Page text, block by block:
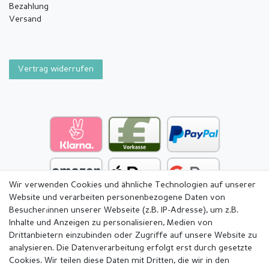
Bezahlung
Versand
Vertrag widerrufen
Wir verwenden Cookies und ähnliche Technologien auf unserer
Website und verarbeiten personenbezogene Daten von
Besucher:innen unserer Webseite (z.B. IP-Adresse), um z.B.
Inhalte und Anzeigen zu personalisieren, Medien von
Drittanbietern einzubinden oder Zugriffe auf unsere Website zu
analysieren. Die Datenverarbeitung erfolgt erst durch gesetzte
Cookies. Wir teilen diese Daten mit Dritten, die wir in den